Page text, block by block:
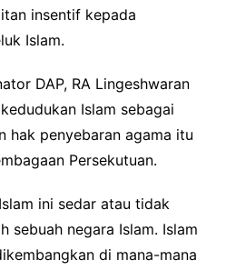
insentif kepada
Islam.
DAP, RA Lingeshwaran
Islam sebagai
hak penyebaran agama itu
Persekutuan.
ini sedar atau tidak
sebuah negara Islam. Islam
di mana-mana